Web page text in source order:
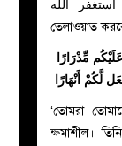
أستغفر الله ( আস্তাগফিরুল্লাহ) ৭০ বার পড়বেন। তারপর
তেলাওয়াত
مِّدْرَارًا
لَّكُمْ أَنْهَارًا
‘তোমরা
ক্ষমাশীল।